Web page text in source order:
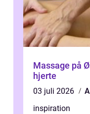
Massage på
hjerte
03 juli 2026
inspiration